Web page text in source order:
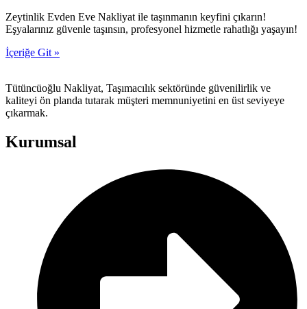
Zeytinlik Evden Eve Nakliyat ile taşınmanın keyfini çıkarın!
Eşyalarınız güvenle taşınsın, profesyonel hizmetle rahatlığı yaşayın!
İçeriğe Git »
Tütüncüoğlu Nakliyat, Taşımacılık sektöründe güvenilirlik ve
kaliteyi ön planda tutarak müşteri memnuniyetini en üst seviyeye
çıkarmak.
Kurumsal